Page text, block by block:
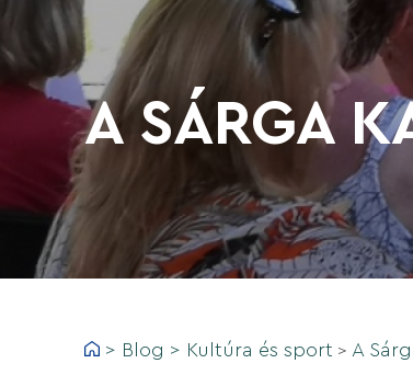
A SÁRGA
> Blog > Kultúra és sport > A